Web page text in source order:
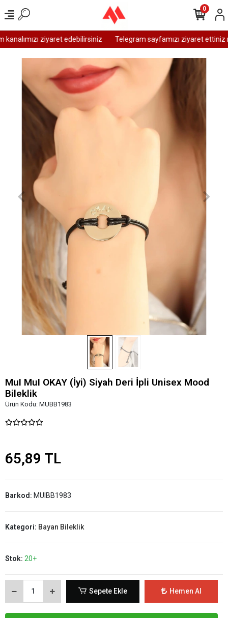
ziyaret edebilirsiniz Telegram sayfamızı ziyaret ettiniz
0
MuI MuI OKAY (İyi) Siyah Deri İpli Unisex Mood
Bileklik
Ürün Kodu: MUBB1983
65,89 TL
Barkod: MUIBB1983
Kategori: Bayan Bileklik
Stok: 20+
Sepete Ekle Hemen Al